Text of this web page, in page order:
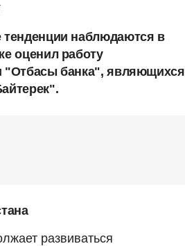
тенденции наблюдаются в
оценил работу
"Отбасы банка", являющихся
развиваться